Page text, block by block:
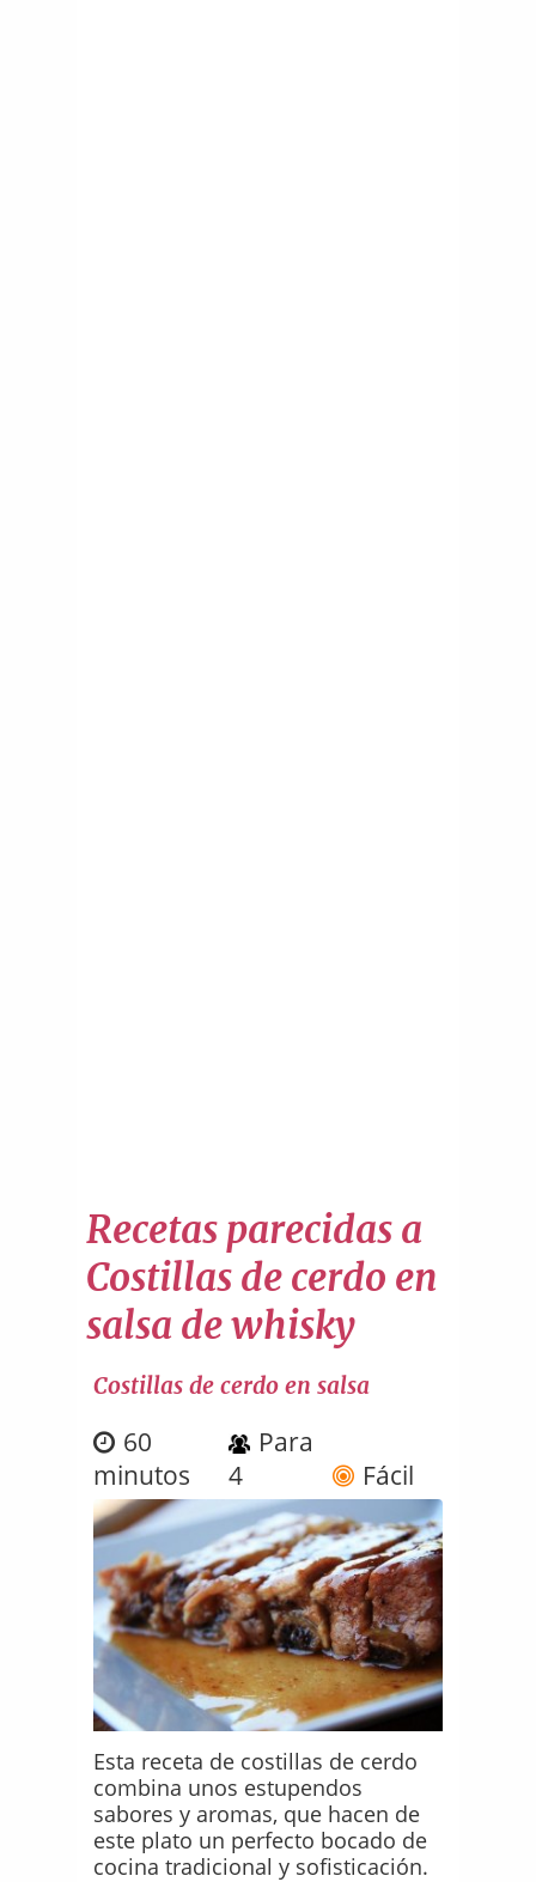
Recetas parecidas a
Costillas de cerdo en
salsa de whisky
Costillas de cerdo en salsa
60
minutos
Para
4
Fácil
Esta receta de costillas de cerdo
combina unos estupendos
sabores y aromas, que hacen de
este plato un perfecto bocado de
cocina tradicional y sofisticación.